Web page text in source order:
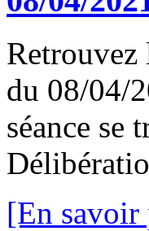
Retrouvez
du 08/04/
séance se
[En savoir